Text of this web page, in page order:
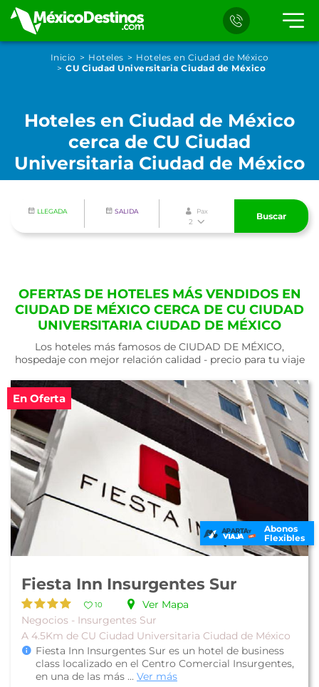
Inicio Hoteles
Hoteles en Ciudad de México
CU Ciudad Universitaria Ciudad de México
Hoteles en Ciudad de México
cerca de CU Ciudad
Universitaria Ciudad de México
LLEGADA SALIDA Pax
2
Buscar
OFERTAS DE HOTELES MÁS VENDIDOS EN
CIUDAD DE MÉXICO CERCA DE CU CIUDAD
UNIVERSITARIA CIUDAD DE MÉXICO
Los hoteles más famosos de CIUDAD DE MÉXICO,
hospedaje con mejor relación calidad - precio para tu viaje
En Oferta
Abonos
Flexibles
Fiesta Inn Insurgentes Sur
10
Ver Mapa
Negocios - Insurgentes Sur
A 4.5Km de CU Ciudad Universitaria Ciudad de México
Fiesta Inn Insurgentes Sur es un hotel de business
class localizado en el Centro Comercial Insurgentes,
en una de las más ... Ver más